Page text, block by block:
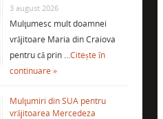
3 august 2026
Mulţumesc mult doamnei
vrăjitoare Maria din Craiova
pentru că prin …Citește în
continuare »
Mulţumiri din SUA pentru
vrăjitoarea Mercedeza